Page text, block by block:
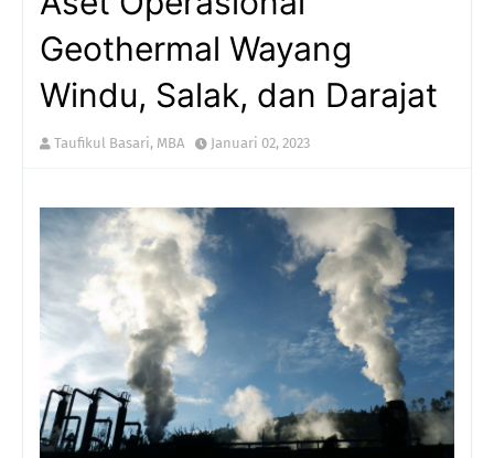
Geothermal Wayang
Windu, Salak, dan Darajat
Taufikul Basari, MBA Januari 02, 2023